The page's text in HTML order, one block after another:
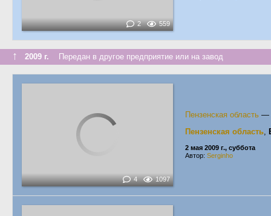
2 559
↑ 2009 г. Передан в другое предприятие или на завод
4 1097
Пензенская область —
Пензенская область,
2 мая 2009 г., суббота
Автор: Serginho